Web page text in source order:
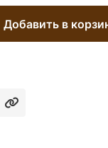
Добавить в